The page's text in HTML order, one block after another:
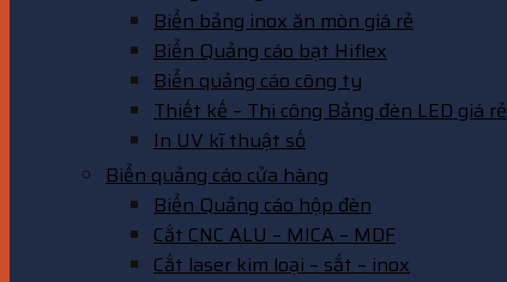
Biển bảng inox ăn mòn giá rẻ
Biển Quảng cáo bạt Hiflex
Biển quảng cáo công ty
Thiết kế – Thi công Bảng đèn LED giá rẻ
In UV kĩ thuật số
Biển quảng cáo cửa hàng
Biển Quảng cáo hộp đèn
Cắt CNC ALU – MICA – MDF
Cắt laser kim loại – sắt – inox